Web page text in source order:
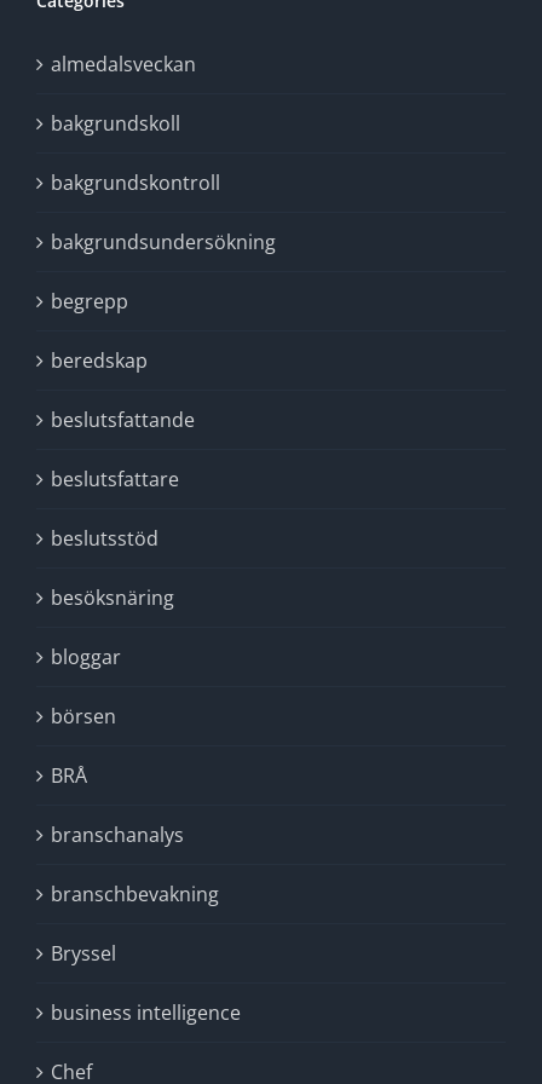
almedalsveckan
bakgrundskoll
bakgrundskontroll
bakgrundsundersökning
begrepp
beredskap
beslutsfattande
beslutsfattare
beslutsstöd
besöksnäring
bloggar
börsen
BRÅ
branschanalys
branschbevakning
Bryssel
business intelligence
Chef